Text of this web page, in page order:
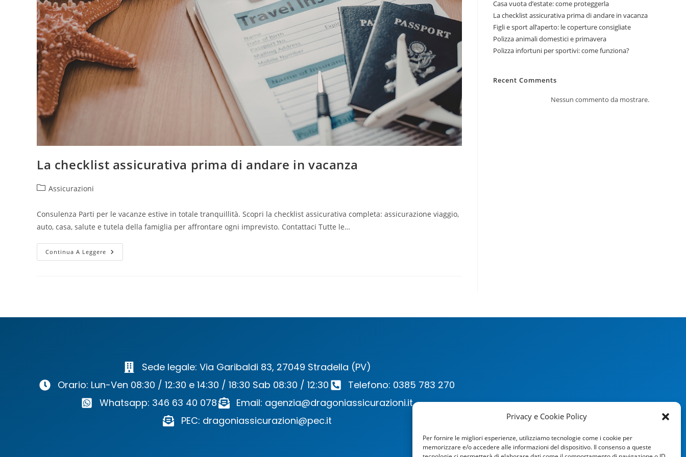
Privacy e Cookie Policy
Per fornire le migliori esperienze, utilizziamo tecnologie come i cookie per
memorizzare e/o accedere alle informazioni del dispositivo. Il consenso a queste
La checklist assicurativa prima di andare in vacanza
Assicurazioni
Consulenza Parti per le vacanze estive in totale tranquillità. Scopri la checklist assicurativa completa: assicurazione viaggio,
auto, casa, salute e tutela della famiglia per affrontare ogni imprevisto. Contattaci Tutte le…
Continua A Leggere
Casa vuota d’estate: come proteggerla
La checklist assicurativa prima di andare in vacanza
Figli e sport all’aperto: le coperture consigliate
Polizza animali domestici e primavera
Polizza infortuni per sportivi: come funziona?
Recent Comments
Nessun commento da mostrare.
Sede legale: Via Garibaldi 83, 27049 Stradella (PV)
Orario: Lun-Ven 08:30 / 12:30 e 14:30 / 18:30 Sab 08:30 / 12:30
Telefono: 0385 783 270
Whatsapp: 346 63 40 078
Email: agenzia@dragoniassicurazioni.it
PEC: dragoniassicurazioni@pec.it